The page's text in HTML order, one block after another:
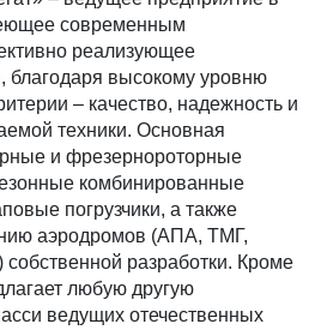
современным
реализующее
благодаря высокому уровню
– качество, надежность и
техники. Основная
и фрезернороторные
комбинированные
погрузчики, а также
аэродромов (АПА, ТМГ,
разработки. Кроме
любую другую
ведущих отечественных